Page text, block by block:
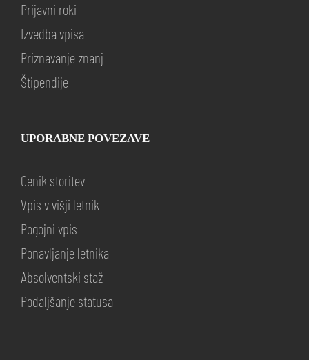
Prijavni roki
Izvedba vpisa
Priznavanje znanj
Štipendije
UPORABNE POVEZAVE
Cenik storitev
Vpis v višji letnik
Pogojni vpis
Ponavljanje letnika
Absolventski staž
Podaljšanje statusa